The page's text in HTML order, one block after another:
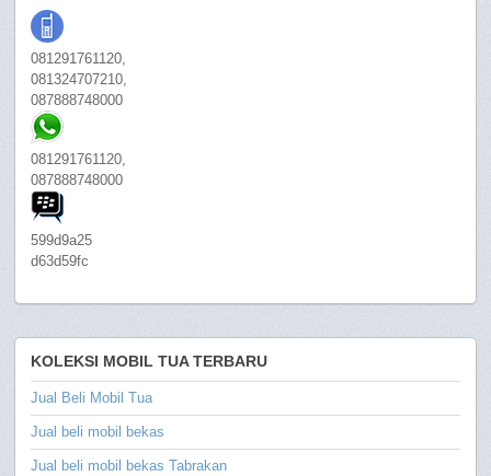
081291761120,
081324707210,
087888748000
081291761120,
087888748000
599d9a25
d63d59fc
KOLEKSI MOBIL TUA TERBARU
Jual Beli Mobil Tua
Jual beli mobil bekas
Jual beli mobil bekas Tabrakan